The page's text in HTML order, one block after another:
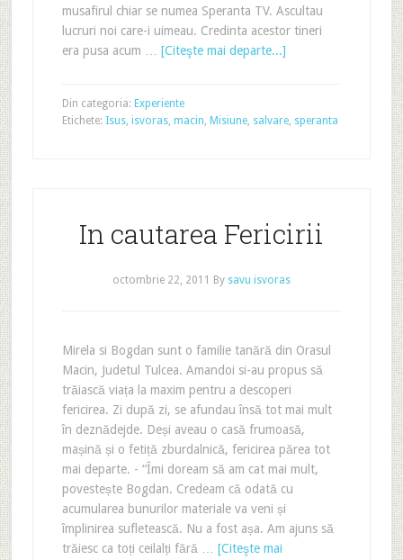
musafirul chiar se numea Speranta TV. Ascultau
lucruri noi care-i uimeau. Credinta acestor tineri
era pusa acum … [Citeşte mai departe...]
Din categoria: Experiente
Etichete: Isus, isvoras, macin, Misiune, salvare, speranta
In cautarea Fericirii
octombrie 22, 2011 By savu isvoras
Mirela si Bogdan sunt o familie tanără din Orasul
Macin, Judetul Tulcea. Amandoi si-au propus să
trăiască viața la maxim pentru a descoperi
fericirea. Zi după zi, se afundau însă tot mai mult
în deznădejde. Deși aveau o casă frumoasă,
mașină și o fetiță zburdalnică, fericirea părea tot
mai departe. - “Îmi doream să am cat mai mult,
povestește Bogdan. Credeam că odată cu
acumularea bunurilor materiale va veni și
împlinirea sufletească. Nu a fost așa. Am ajuns să
trăiesc ca toți ceilalți fără … [Citeşte mai